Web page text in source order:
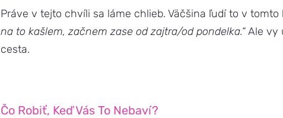
Práve v tejto chvíli sa láme chlieb. Väčšina ľudí to v tomto
na to kašlem, začnem zase od zajtra/od pondelka.“Ale vy
cesta.
Čo Robiť, Keď Vás To Nebaví?